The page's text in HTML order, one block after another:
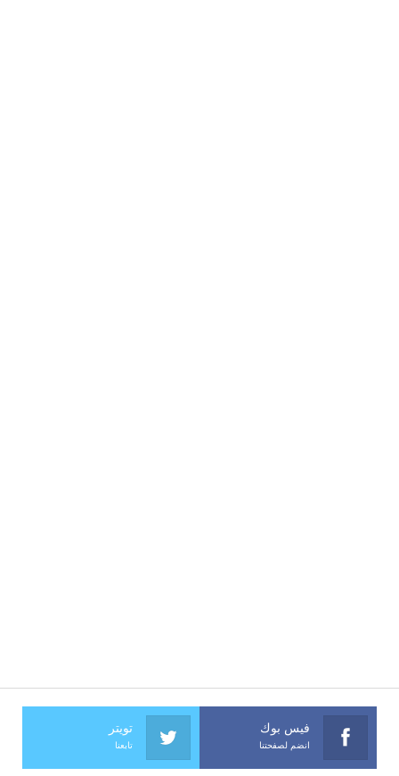
فيس بوك
انضم لصفحتنا
تويتر
تابعنا